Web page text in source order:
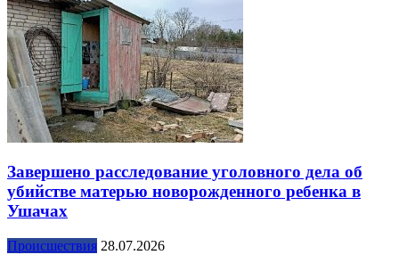
Завершено расследование уголовного дела об
убийстве матерью новорожденного ребенка в
Ушачах
Происшествия 28.07.2026